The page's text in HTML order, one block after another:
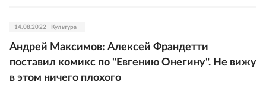
14.08.2022 Культура
Андрей Максимов: Алексей Франдетти
поставил комикс по "Евгению Онегину". Не вижу
в этом ничего плохого